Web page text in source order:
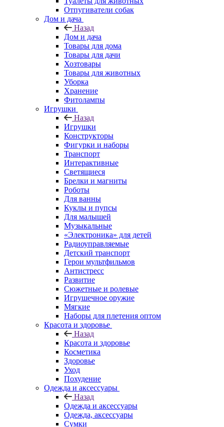
Отпугиватели собак
Дом и дача
Назад
Дом и дача
Товары для дома
Товары для дачи
Хозтовары
Товары для животных
Уборка
Хранение
Фитолампы
Игрушки
Назад
Игрушки
Конструкторы
Фигурки и наборы
Транспорт
Интерактивные
Светящиеся
Брелки и магниты
Роботы
Для ванны
Куклы и пупсы
Для малышей
Музыкальные
«Электроника» для детей
Радиоуправляемые
Детский транспорт
Герои мультфильмов
Антистресс
Развитие
Сюжетные и ролевые
Игрушечное оружие
Мягкие
Наборы для плетения оптом
Красота и здоровье
Назад
Красота и здоровье
Косметика
Здоровье
Уход
Похудение
Одежда и аксессуары
Назад
Одежда и аксессуары
Одежда, аксессуары
Сумки